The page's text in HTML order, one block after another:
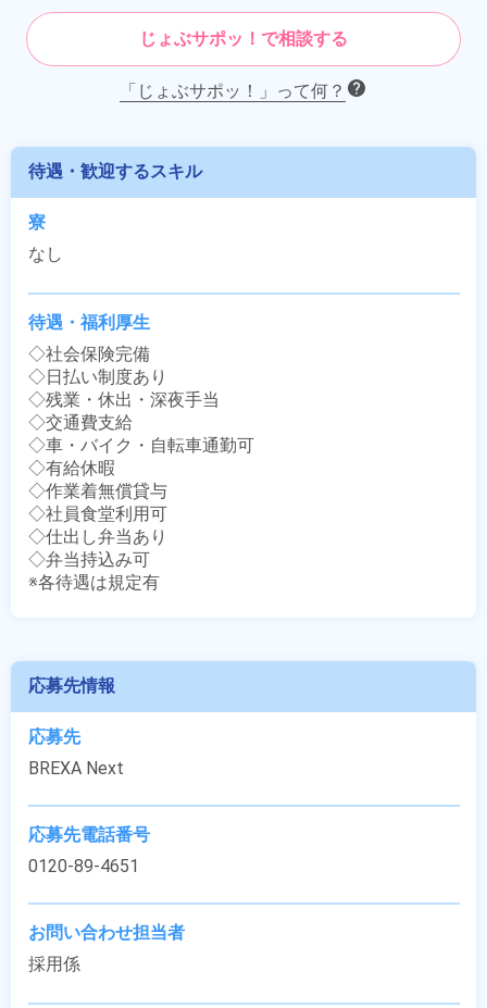
じょぶサポッ！で相談する
「じょぶサポッ！」って何？
待遇・歓迎するスキル
寮
なし
待遇・福利厚生
◇社会保険完備
◇日払い制度あり
◇残業・休出・深夜手当
◇交通費支給
◇車・バイク・自転車通勤可
◇有給休暇
◇作業着無償貸与
◇社員食堂利用可
◇仕出し弁当あり
◇弁当持込み可
※各待遇は規定有
応募先情報
応募先
BREXA Next
応募先電話番号
0120-89-4651
お問い合わせ担当者
採用係